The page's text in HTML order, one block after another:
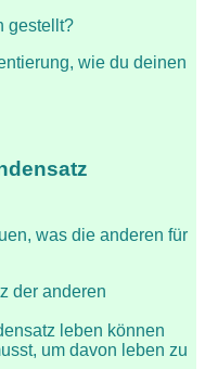
gestellt?
wie du deinen
was die anderen für
der anderen
leben können
um davon leben zu